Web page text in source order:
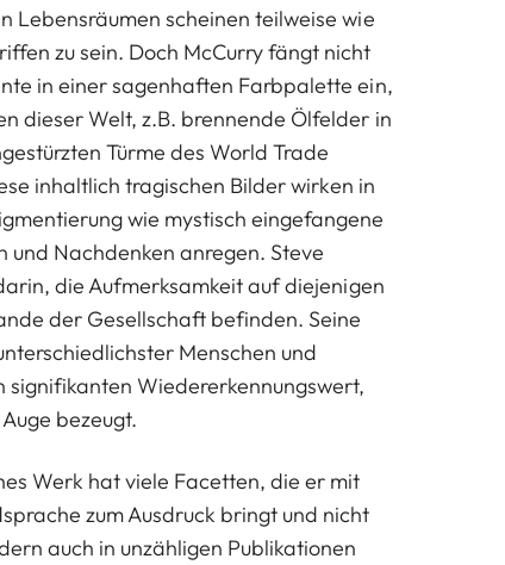
Lebensräumen scheinen teilweise wie
zu sein. Doch McCurry fängt nicht
in einer sagenhaften Farbpalette ein,
dieser Welt, z.B. brennende Ölfelder in
Türme des World Trade
inhaltlich tragischen Bilder wirken in
wie mystisch eingefangene
und Nachdenken anregen. Steve
die Aufmerksamkeit auf diejenigen
der Gesellschaft befinden. Seine
Menschen und
signifikanten Wiedererkennungswert,
bezeugt.
Werk hat viele Facetten, die er mit
zum Ausdruck bringt und nicht
auch in unzähligen Publikationen